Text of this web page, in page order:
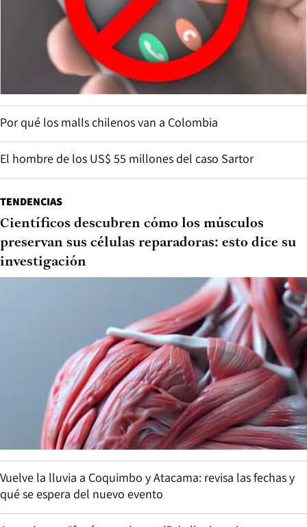
Por qué los malls chilenos van a Colombia
El hombre de los US$ 55 millones del caso Sartor
TENDENCIAS
Científicos descubren cómo los músculos
preservan sus células reparadoras: esto dice su
investigación
Vuelve la lluvia a Coquimbo y Atacama: revisa las fechas y
qué se espera del nuevo evento